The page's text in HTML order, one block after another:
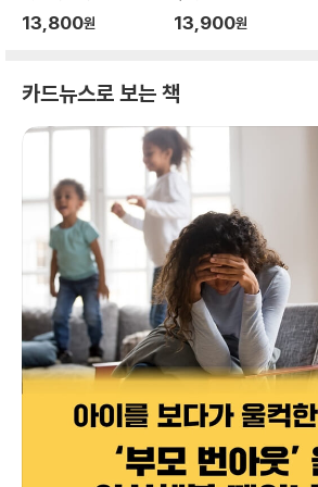
13,800원 13,900원
카드뉴스로 보는 책